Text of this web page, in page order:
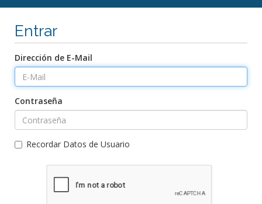
Entrar
Dirección de E-Mail
Contraseña
Recordar Datos de Usuario